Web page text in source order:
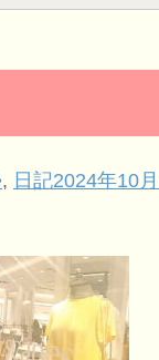
, 日記2024年10